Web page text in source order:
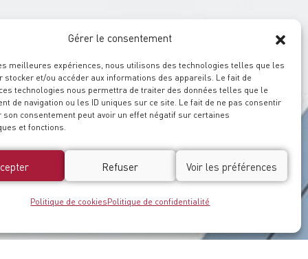
Gérer le consentement
meilleures expériences, nous utilisons des technologies telles que les
stocker et/ou accéder aux informations des appareils. Le fait de
technologies nous permettra de traiter des données telles que le
de navigation ou les ID uniques sur ce site. Le fait de ne pas consentir
son consentement peut avoir un effet négatif sur certaines
et fonctions.
Refuser Voir les préférences
Politique de cookiesPolitique de confidentialité